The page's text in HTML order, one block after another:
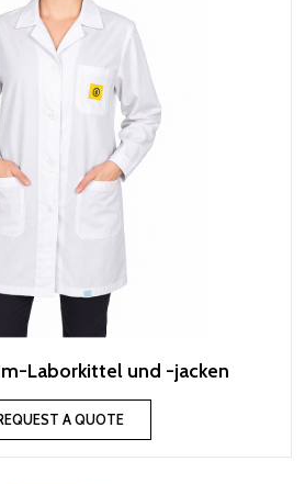
Laborkittel und -jacken
A QUOTE